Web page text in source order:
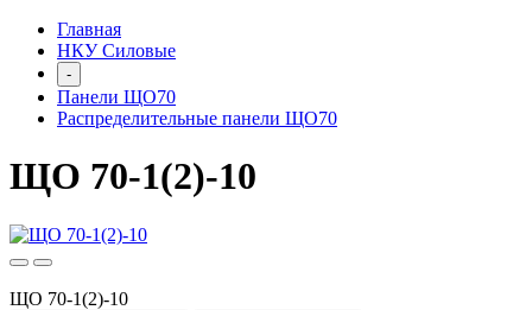
Главная
НКУ Силовые
-
Панели ЩО70
Распределительные панели ЩО70
ЩО 70-1(2)-10
ЩО 70-1(2)-10